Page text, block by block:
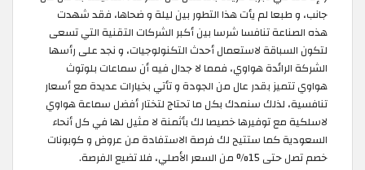
جانب، و طبعا لم يأت هذا التطور بين ليلة و ضحاها، فقد شهدت
هذه الصناعة تنافسا شرسا بين أكبر الشركات التقنية التي تسعى
لتكون السباقة لاستعمال أحدث التكنولوجيات، و نجد على رأسها
الشركة الرائدة هواوي، فمما لا جدال فيه أن سماعات بلوتوث
هواوي تتميز بقدر عال من الجودة و تأتي بخيارات عديدة مع أسعار
تنافسية، لذلك سنمدك بكل ما تحتاج لتختار أفضل سماعة هواوي
لاسلكية مع توفيرها خصيصا لك بأثمنة لا مثيل لها في كل أنحاء
السعودية كما ستتيح لك فرصة الاستفادة من عروض و كوبونات
خصم تصل حتى 15% من السعر الأصلي، فلا تضيع الفرصة.